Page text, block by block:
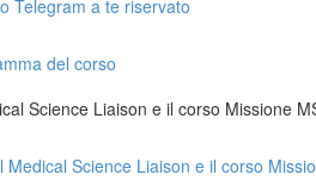
Telegram a te riservato
del corso
Science Liaison e il corso Missione
Medical Science Liaison e il corso